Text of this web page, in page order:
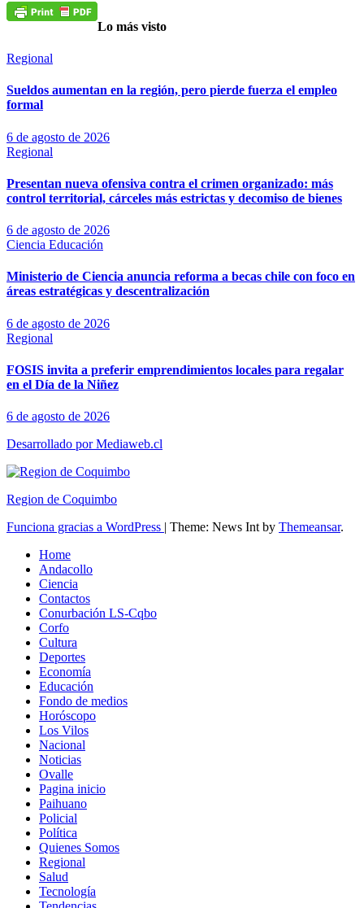
Lo más visto
Regional
Sueldos aumentan en la región, pero pierde fuerza el empleo
formal
6 de agosto de 2026
Regional
Presentan nueva ofensiva contra el crimen organizado: más
control territorial, cárceles más estrictas y decomiso de bienes
6 de agosto de 2026
Ciencia Educación
Ministerio de Ciencia anuncia reforma a becas chile con foco en
áreas estratégicas y descentralización
6 de agosto de 2026
Regional
FOSIS invita a preferir emprendimientos locales para regalar
en el Día de la Niñez
6 de agosto de 2026
Desarrollado por Mediaweb.cl
Region de Coquimbo
Funciona gracias a WordPress | Theme: News Int by Themeansar.
Home
Andacollo
Ciencia
Contactos
Conurbación LS-Cqbo
Corfo
Cultura
Deportes
Economía
Educación
Fondo de medios
Horóscopo
Los Vilos
Nacional
Noticias
Ovalle
Pagina inicio
Paihuano
Policial
Política
Quienes Somos
Regional
Salud
Tecnología